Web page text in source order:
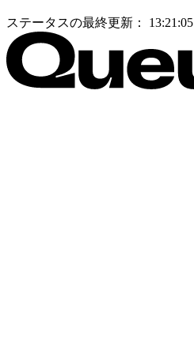
ステータスの最終更新： 13:21:05